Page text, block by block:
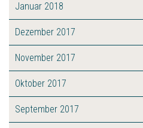
Januar 2018
Dezember 2017
November 2017
Oktober 2017
September 2017